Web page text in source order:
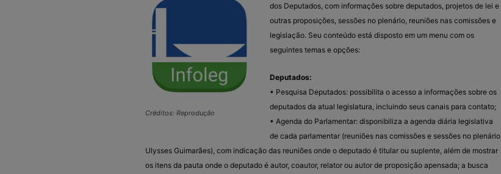
Créditos: Reprodução
dos Deputados, com informações sobre deputados, projetos de lei e
outras proposições, sessões no plenário, reuniões nas comissões e
legislação. Seu conteúdo está disposto em um menu com os
seguintes temas e opções:
Deputados:
• Pesquisa Deputados: possibilita o acesso a informações sobre os
deputados da atual legislatura, incluindo seus canais para contato;
• Agenda do Parlamentar: disponibiliza a agenda diária legislativa
de cada parlamentar (reuniões nas comissões e sessões no plenário
Ulysses Guimarães), com indicação das reuniões onde o deputado é titular ou suplente, além de mostrar
os itens da pauta onde o deputado é autor, coautor, relator ou autor de proposição apensada; a busca